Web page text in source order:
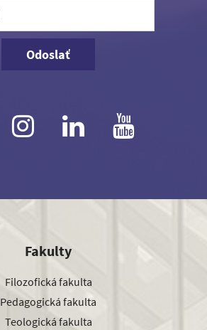
Odoslať
Fakulty
Filozofická fakulta
Pedagogická fakulta
Teologická fakulta